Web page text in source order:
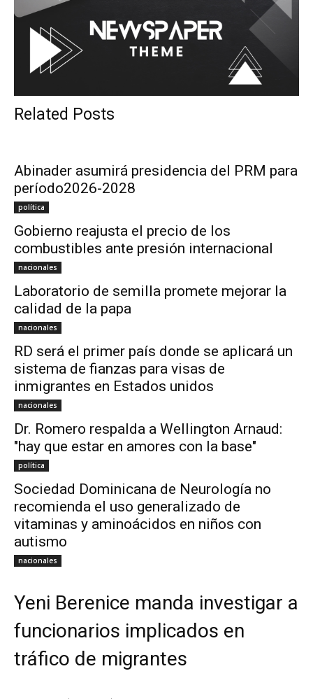
Related Posts
Abinader asumirá presidencia del PRM para
período2026-2028
política
Gobierno reajusta el precio de los
combustibles ante presión internacional
nacionales
Laboratorio de semilla promete mejorar la
calidad de la papa
nacionales
RD será el primer país donde se aplicará un
sistema de fianzas para visas de
inmigrantes en Estados unidos
nacionales
Dr. Romero respalda a Wellington Arnaud:
"hay que estar en amores con la base"
política
Sociedad Dominicana de Neurología no
recomienda el uso generalizado de
vitaminas y aminoácidos en niños con
autismo
nacionales
Yeni Berenice manda investigar a
funcionarios implicados en
tráfico de migrantes